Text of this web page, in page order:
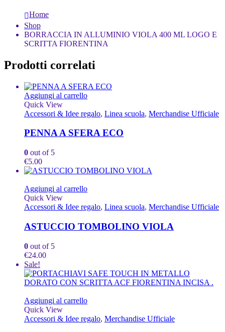
Home
Shop
BORRACCIA IN ALLUMINIO VIOLA 400 ML LOGO E
SCRITTA FIORENTINA
Prodotti correlati
Aggiungi al carrello
Quick View
Accessori & Idee regalo, Linea scuola, Merchandise Ufficiale
PENNA A SFERA ECO
0 out of 5
€5.00
Aggiungi al carrello
Quick View
Accessori & Idee regalo, Linea scuola, Merchandise Ufficiale
ASTUCCIO TOMBOLINO VIOLA
0 out of 5
€24.00
Sale!
Aggiungi al carrello
Quick View
Accessori & Idee regalo, Merchandise Ufficiale